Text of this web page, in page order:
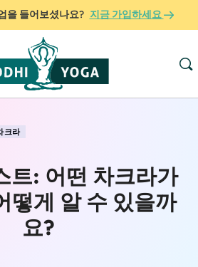
을 들어보셨나요? 지금 가입하세요
크라
트: 어떤 차크라가
떻게 알 수 있을까
요?